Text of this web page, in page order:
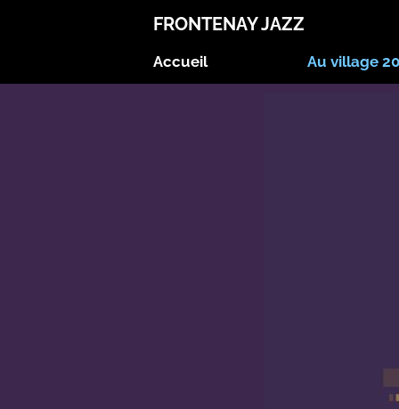
FRONTENAY JAZZ
Accueil Au village